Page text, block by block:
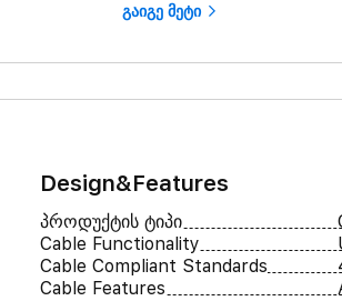
გაიგე მეტი
Design&Features
პროდუქტის ტიპი
Cable Functionality
Cable Compliant Standards
Cable Features